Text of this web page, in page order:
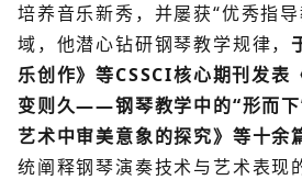
培养音乐新秀，并屡获“优秀指
域，他潜心钻研钢琴教学规律，
乐创作》等CSSCI核心期刊发表
变则久——钢琴教学中的“形而下
艺术中审美意象的探究》等十余
统阐释钢琴演奏技术与艺术表现